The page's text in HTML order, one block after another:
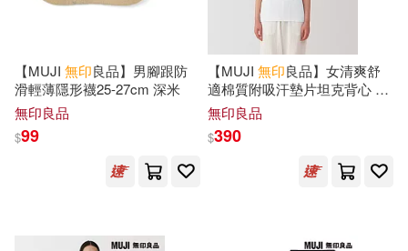
【MUJI 無印良品】男腳跟防
滑輕薄隱形襪25-27cm 深米
無印良品
$99
【MUJI 無印良品】女清爽舒
適棉質附吸汗墊片坦克背心 S
白色
無印良品
$390